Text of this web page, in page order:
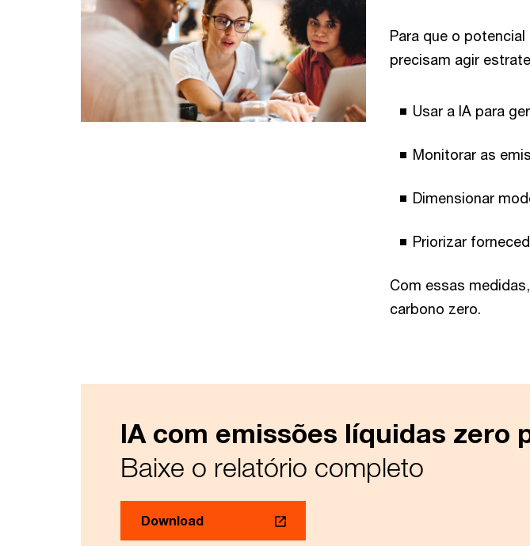
Para que o
precisam agir
Usar a IA para
Monitorar as
Dimensionar
Priorizar
Com essas
carbono zero.
IA com emissões líquidas zero
Baixe o relatório completo
Download